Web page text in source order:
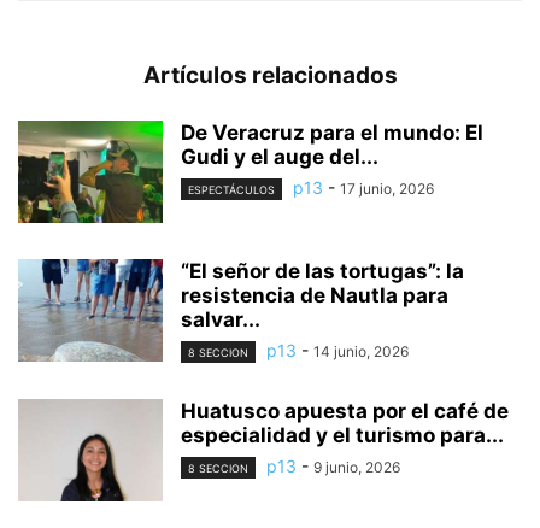
Artículos relacionados
De Veracruz para el mundo: El
Gudi y el auge del...
ESPECTÁCULOS p13 - 17 junio, 2026
“El señor de las tortugas”: la
resistencia de Nautla para
salvar...
8 SECCION p13 - 14 junio, 2026
Huatusco apuesta por el café de
especialidad y el turismo para...
8 SECCION p13 - 9 junio, 2026